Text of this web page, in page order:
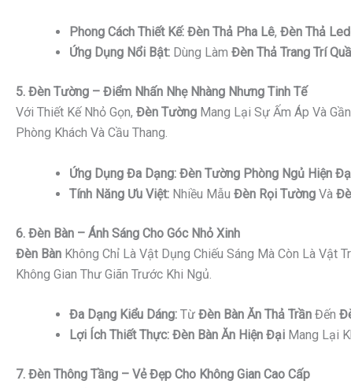
Phong Cách Thiết Kế: Đèn Thả Pha Lê, Đèn Thả
Ứng Dụng Nổi Bật: Dùng Làm Đèn Thả Trang Trí
5. Đèn Tường – Điểm Nhấn Nhẹ Nhàng Nhưng Tinh Tế
Với Thiết Kế Nhỏ Gọn, Đèn Tường Mang Lại Sự Ấm Áp Và
Phòng Khách Và Cầu Thang.
Ứng Dụng Đa Dạng: Đèn Tường Phòng Ngủ Hiện
Tính Năng Ưu Việt: Nhiều Mẫu Đèn Rọi Tường Và
6. Đèn Bàn – Ánh Sáng Cho Góc Nhỏ Xinh
Đèn Bàn Không Chỉ Là Vật Dụng Chiếu Sáng Mà Còn Là Vật
Không Gian Thư Giãn Trước Khi Ngủ.
Đa Dạng Kiểu Dáng: Từ Đèn Bàn Ăn Thả Trần Đến
Lợi Ích Thiết Thực: Đèn Bàn Ăn Hiện Đại Mang Lại
7. Đèn Thông Tầng – Vẻ Đẹp Cho Không Gian Cao Cấp